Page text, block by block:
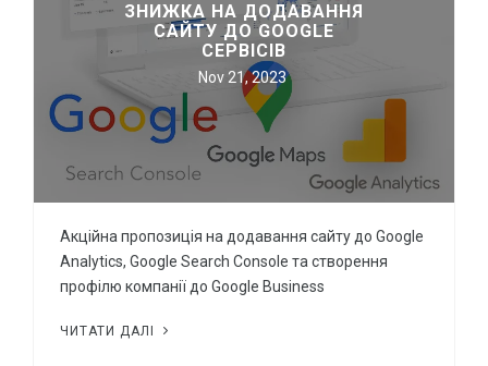
ЗНИЖКА НА ДОДАВАННЯ
САЙТУ ДО GOOGLE
СЕРВІСІВ
Nov 21, 2023
Акційна пропозиція на додавання сайту до Google
Analytics, Google Search Console та створення
профілю компанії до Google Business
ЧИТАТИ ДАЛІ